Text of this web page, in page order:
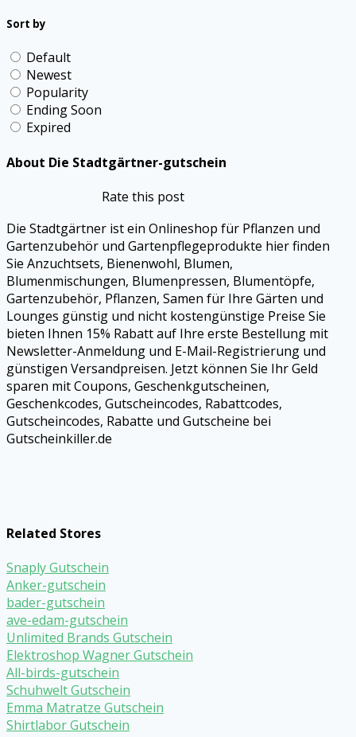
Sort by
Default
Newest
Popularity
Ending Soon
Expired
About Die Stadtgärtner-gutschein
Rate this post
Die Stadtgärtner ist ein Onlineshop für Pflanzen und
Gartenzubehör und Gartenpflegeprodukte hier finden
Sie Anzuchtsets, Bienenwohl, Blumen,
Blumenmischungen, Blumenpressen, Blumentöpfe,
Gartenzubehör, Pflanzen, Samen für Ihre Gärten und
Lounges günstig und nicht kostengünstige Preise Sie
bieten Ihnen 15% Rabatt auf Ihre erste Bestellung mit
Newsletter-Anmeldung und E-Mail-Registrierung und
günstigen Versandpreisen. Jetzt können Sie Ihr Geld
sparen mit Coupons, Geschenkgutscheinen,
Geschenkcodes, Gutscheincodes, Rabattcodes,
Gutscheincodes, Rabatte und Gutscheine bei
Gutscheinkiller.de
Related Stores
Snaply Gutschein
Anker-gutschein
bader-gutschein
ave-edam-gutschein
Unlimited Brands Gutschein
Elektroshop Wagner Gutschein
All-birds-gutschein
Schuhwelt Gutschein
Emma Matratze Gutschein
Shirtlabor Gutschein